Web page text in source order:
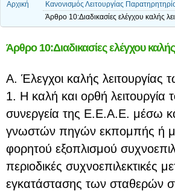
Αρχική
Κανονισμός Λειτουργίας
Άρθρο 10:Διαδικασίες ελέγχου καλής
Άρθρο 10:Διαδικασίες ελέγχου καλής
Α. Έλεγχοι καλής λειτουργίας
1. Η καλή και ορθή λειτουργία
συνεργεία της Ε.Ε.Α.Ε. μέσω
γνωστών πηγών εκπομπής ή
φορητού εξοπλισμού
περιοδικές συχνοεπιλεκτικές
εγκατάστασης των σταθερών